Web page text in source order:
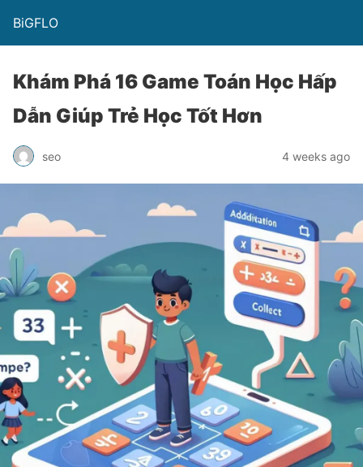
BiGFLO
Khám Phá 16 Game Toán Học Hấp
Dẫn Giúp Trẻ Học Tốt Hơn
seo 4 weeks ago